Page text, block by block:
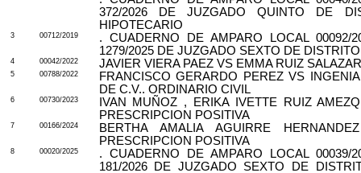
372/2026 DE JUZGADO QUINTO DE
HIPOTECARIO
3 00712/2019
. CUADERNO DE AMPARO LOCAL 00092/
1279/2025 DE JUZGADO SEXTO DE
4 00042/2022 JAVIER VIERA PAEZ VS EMMA RUIZ
5 00788/2022
FRANCISCO GERARDO PEREZ VS
DE C.V.. ORDINARIO CIVIL
6 00730/2023
IVAN MUÑOZ , ERIKA IVETTE RUIZ
PRESCRIPCION POSITIVA
7 00166/2024
BERTHA AMALIA AGUIRRE
PRESCRIPCION POSITIVA
8 00020/2025
. CUADERNO DE AMPARO LOCAL 00039/
181/2026 DE JUZGADO SEXTO DE